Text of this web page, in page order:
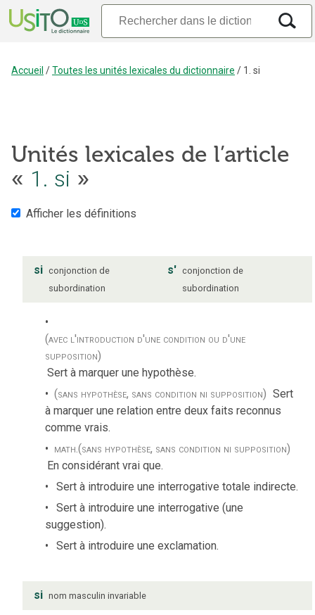
Accueil /Toutes les unités lexicales du dictionnaire / 1. si
Unités lexicales de l’article
« 1. si »
Afficher les définitions
si conjonction de
subordination
s' conjonction de
subordination
(avec l'introduction d'une condition ou d'une
supposition)
Sert à marquer une hypothèse.
(sans hypothèse, sans condition ni supposition) Sert
à marquer une relation entre deux faits reconnus
comme vrais.
math.(sans hypothèse, sans condition ni supposition)
En considérant vrai que.
Sert à introduire une interrogative totale indirecte.
Sert à introduire une interrogative (une
suggestion).
Sert à introduire une exclamation.
si nom masculin invariable